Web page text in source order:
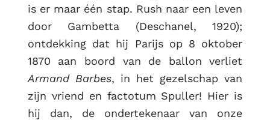
is er maar één stap. Rush naar een leven
door Gambetta (Deschanel, 1920);
ontdekking dat hij Parijs op 8 oktober
1870 aan boord van de ballon verliet
Armand Barbes, in het gezelschap van
zijn vriend en factotum Spuller! Hier is
hij dan, de ondertekenaar van onze